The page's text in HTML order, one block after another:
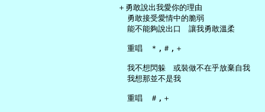
   ＋勇敢說出我愛你的理由
     勇敢接受愛情中的脆弱
     能不能夠說出口　讓我勇敢溫柔
     重唱　＊,＃,＋
     我不想閃躲　或裝做不在乎放棄自我
     我想那並不是我